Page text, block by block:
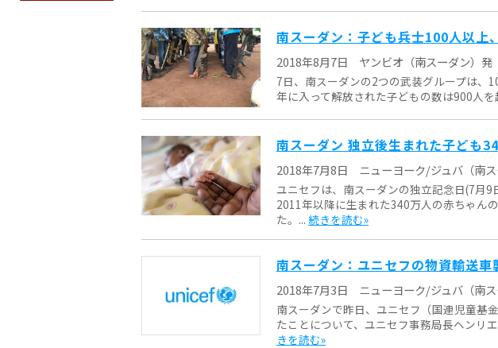
南スーダン：子ども兵士100人以上
2018年8月7日 ヤンビオ（南スーダン）発
7日、南スーダンの2つの武装グループは、
年に入って解放された子どもの数は900人を
南スーダン 独立後生まれた子ども
2018年7月8日 ニューヨーク/ジュバ（南
ユニセフは、南スーダンの独立記念日(7月
2011年以降に生まれた340万人の赤ちゃん
た。... 続きを読む»
南スーダン：ユニセフの物資輸送
2018年7月3日 ニューヨーク/ジュバ（南
南スーダンで昨日、ユニセフ（国連児童基
たことについて、ユニセフ事務局長ヘンリ
きを読む»